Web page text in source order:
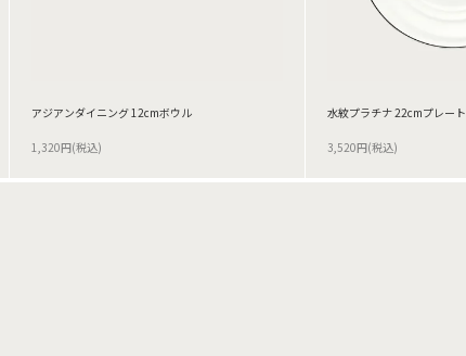
アジアンダイニング 12cmボウル
1,320円(税込)
水紋プラチナ 22cmプレート
3,520円(税込)